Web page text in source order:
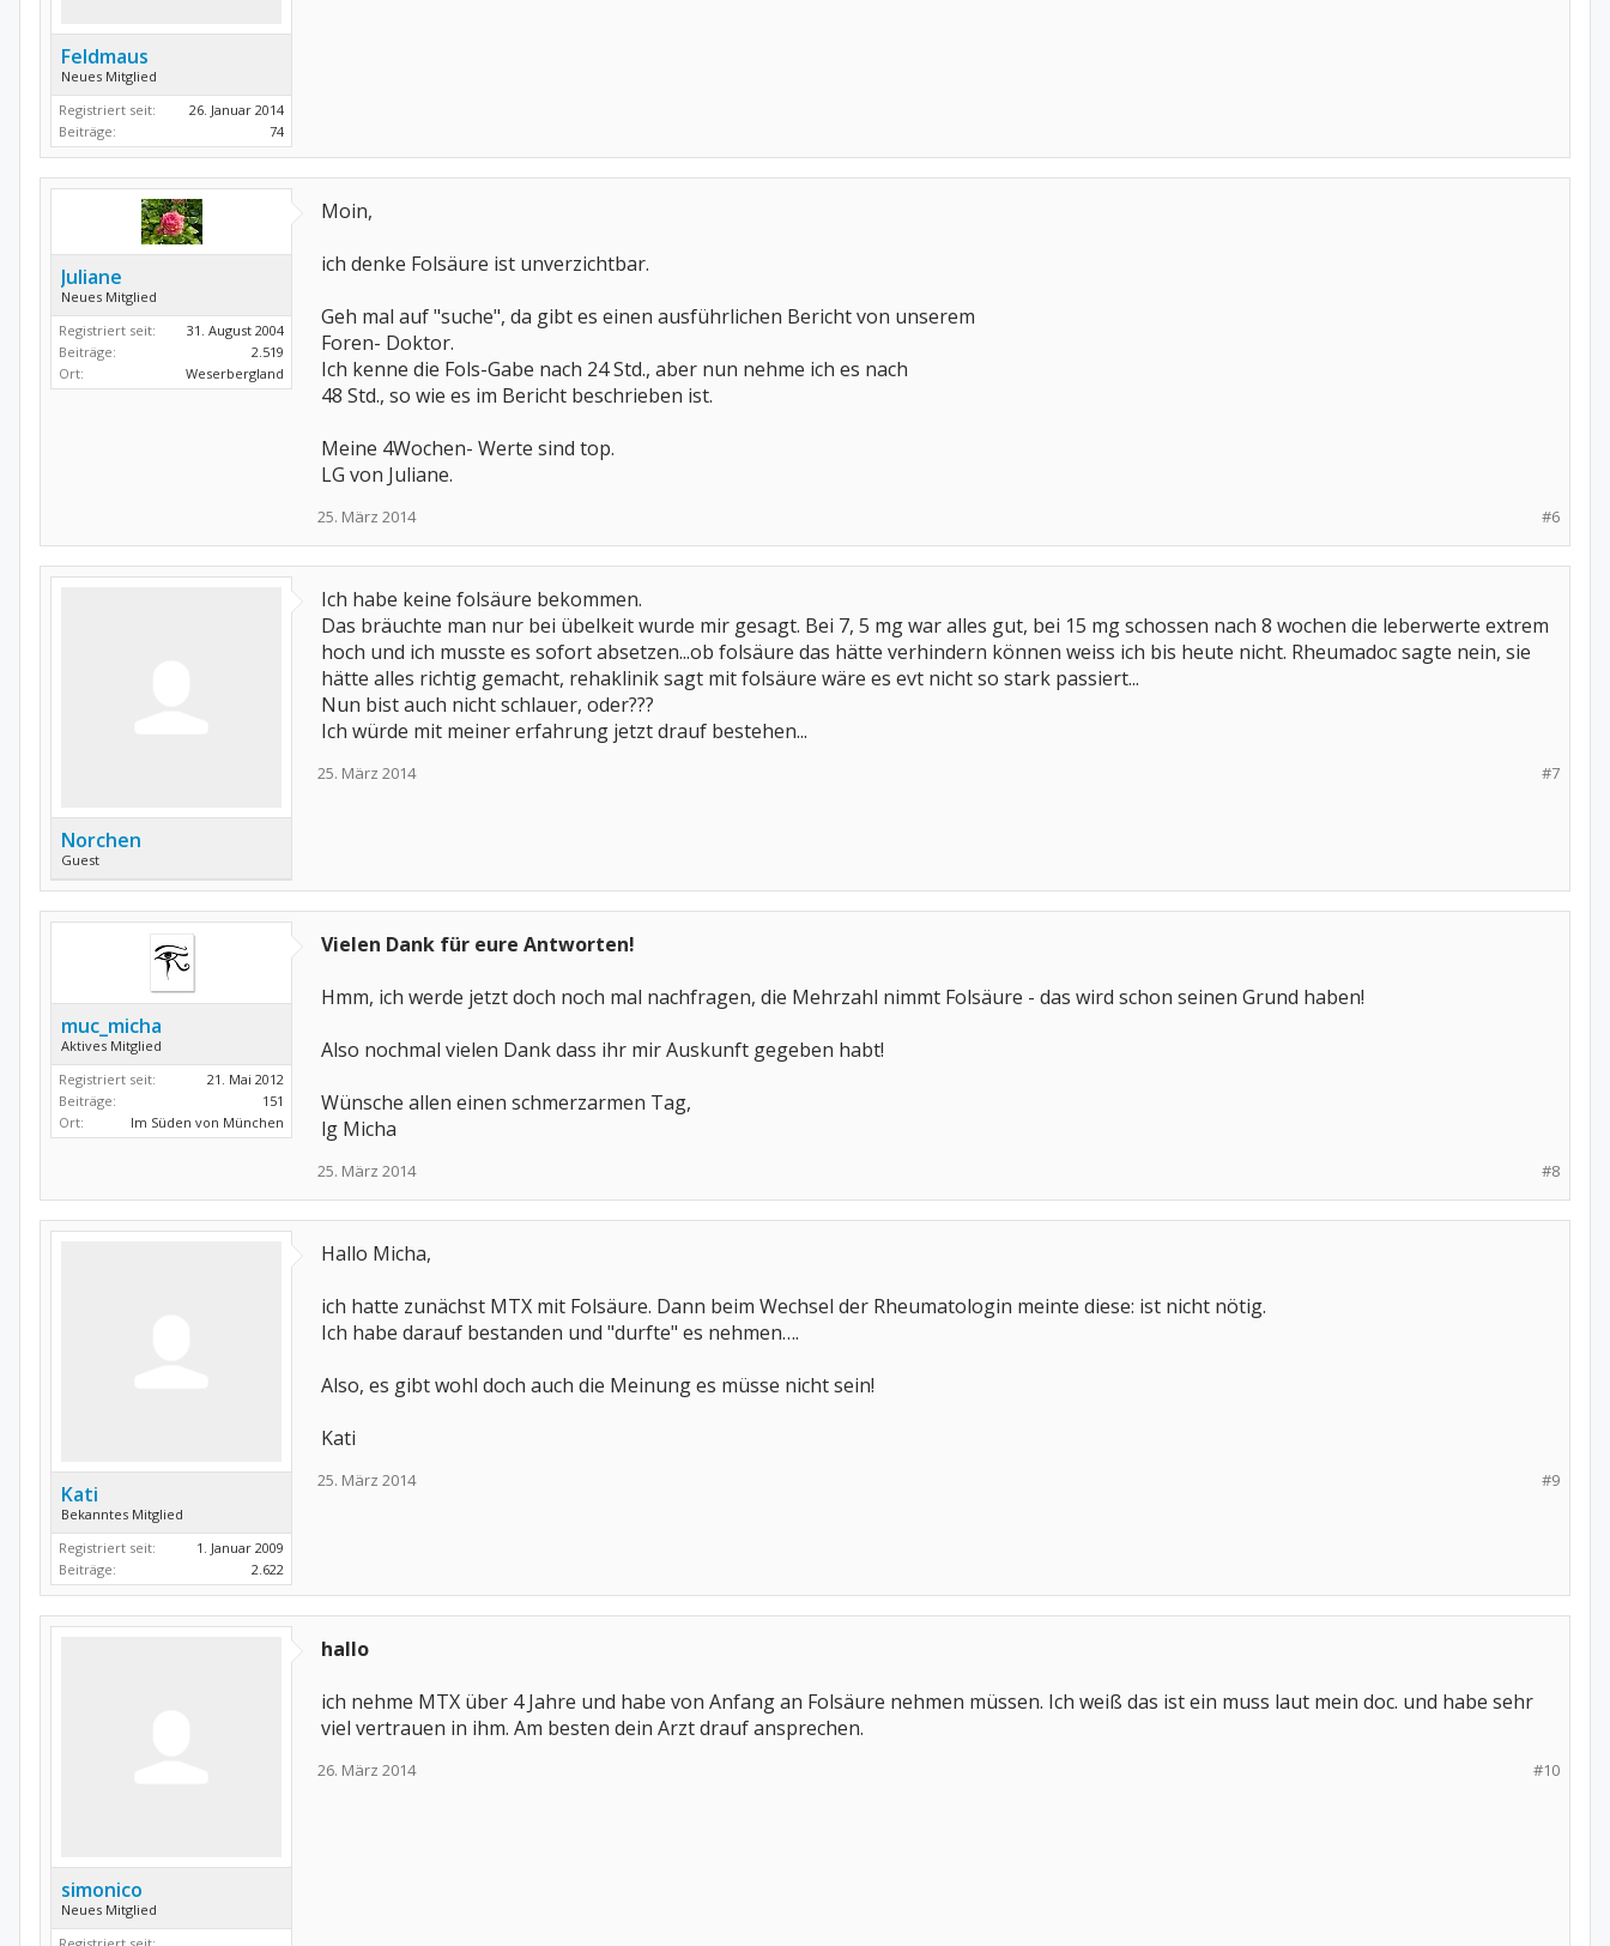
Feldmaus
Neues Mitglied
Registriert seit:
26. Januar 2014
Beiträge:
74
Juliane
Neues Mitglied
Registriert seit:
31. August 2004
Beiträge:
2.519
Ort:
Weserbergland
Moin,
ich denke Folsäure ist unverzichtbar.
Geh mal auf "suche", da gibt es einen ausführlichen Bericht von unserem
Foren- Doktor.
Ich kenne die Fols-Gabe nach 24 Std., aber nun nehme ich es nach
48 Std., so wie es im Bericht beschrieben ist.
Meine 4Wochen- Werte sind top.
LG von Juliane.
#6
25. März 2014
Norchen
Guest
Ich habe keine folsäure bekommen.
Das bräuchte man nur bei übelkeit wurde mir gesagt. Bei 7, 5 mg war alles gut, bei 15 mg schossen nach 8 wochen die leberwerte extrem
hoch und ich musste es sofort absetzen...ob folsäure das hätte verhindern können weiss ich bis heute nicht. Rheumadoc sagte nein, sie
hätte alles richtig gemacht, rehaklinik sagt mit folsäure wäre es evt nicht so stark passiert...
Nun bist auch nicht schlauer, oder???
Ich würde mit meiner erfahrung jetzt drauf bestehen...
#7
25. März 2014
muc_micha
Aktives Mitglied
Registriert seit:
21. Mai 2012
Beiträge:
151
Ort:
Im Süden von München
Vielen Dank für eure Antworten!
Hmm, ich werde jetzt doch noch mal nachfragen, die Mehrzahl nimmt Folsäure - das wird schon seinen Grund haben!
Also nochmal vielen Dank dass ihr mir Auskunft gegeben habt!
Wünsche allen einen schmerzarmen Tag,
lg Micha
#8
25. März 2014
Kati
Bekanntes Mitglied
Registriert seit:
1. Januar 2009
Beiträge:
2.622
Hallo Micha,
ich hatte zunächst MTX mit Folsäure. Dann beim Wechsel der Rheumatologin meinte diese: ist nicht nötig.
Ich habe darauf bestanden und "durfte" es nehmen….
Also, es gibt wohl doch auch die Meinung es müsse nicht sein!
Kati
#9
25. März 2014
simonico
Neues Mitglied
hallo
ich nehme MTX über 4 Jahre und habe von Anfang an Folsäure nehmen müssen. Ich weiß das ist ein muss laut mein doc. und habe sehr
viel vertrauen in ihm. Am besten dein Arzt drauf ansprechen.
#10
26. März 2014